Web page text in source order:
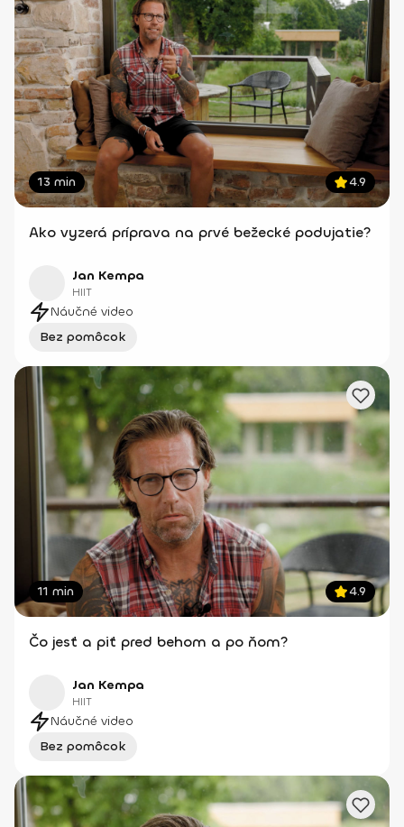
13 min 4.9
Ako vyzerá príprava na prvé bežecké podujatie?
Jan Kempa
HIIT
Náučné video
Bez pomôcok
11 min 4.9
Čo jesť a piť pred behom a po ňom?
Jan Kempa
HIIT
Náučné video
Bez pomôcok